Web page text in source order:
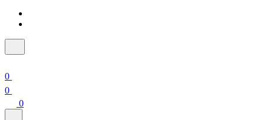
0
0
0